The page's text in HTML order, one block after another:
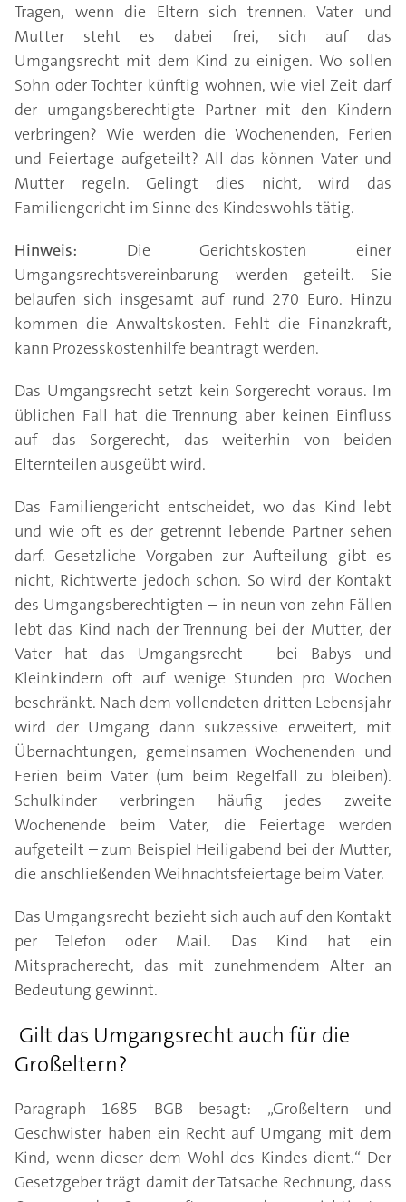
Tragen, wenn die Eltern sich trennen. Vater und
Mutter steht es dabei frei, sich auf das
Umgangsrecht mit dem Kind zu einigen. Wo sollen
Sohn oder Tochter künftig wohnen, wie viel Zeit darf
der umgangsberechtigte Partner mit den Kindern
verbringen? Wie werden die Wochenenden, Ferien
und Feiertage aufgeteilt? All das können Vater und
Mutter regeln. Gelingt dies nicht, wird das
Familiengericht im Sinne des Kindeswohls tätig.
Hinweis: Die Gerichtskosten einer
Umgangsrechtsvereinbarung werden geteilt. Sie
belaufen sich insgesamt auf rund 270 Euro. Hinzu
kommen die Anwaltskosten. Fehlt die Finanzkraft,
kann Prozesskostenhilfe beantragt werden.
Das Umgangsrecht setzt kein Sorgerecht voraus. Im
üblichen Fall hat die Trennung aber keinen Einfluss
auf das Sorgerecht, das weiterhin von beiden
Elternteilen ausgeübt wird.
Das Familiengericht entscheidet, wo das Kind lebt
und wie oft es der getrennt lebende Partner sehen
darf. Gesetzliche Vorgaben zur Aufteilung gibt es
nicht, Richtwerte jedoch schon. So wird der Kontakt
des Umgangsberechtigten – in neun von zehn Fällen
lebt das Kind nach der Trennung bei der Mutter, der
Vater hat das Umgangsrecht – bei Babys und
Kleinkindern oft auf wenige Stunden pro Wochen
beschränkt. Nach dem vollendeten dritten Lebensjahr
wird der Umgang dann sukzessive erweitert, mit
Übernachtungen, gemeinsamen Wochenenden und
Ferien beim Vater (um beim Regelfall zu bleiben).
Schulkinder verbringen häufig jedes zweite
Wochenende beim Vater, die Feiertage werden
aufgeteilt – zum Beispiel Heiligabend bei der Mutter,
die anschließenden Weihnachtsfeiertage beim Vater.
Das Umgangsrecht bezieht sich auch auf den Kontakt
per Telefon oder Mail. Das Kind hat ein
Mitspracherecht, das mit zunehmendem Alter an
Bedeutung gewinnt.
Gilt das Umgangsrecht auch für die
Großeltern?
Paragraph 1685 BGB besagt: „Großeltern und
Geschwister haben ein Recht auf Umgang mit dem
Kind, wenn dieser dem Wohl des Kindes dient.“ Der
Gesetzgeber trägt damit der Tatsache Rechnung, dass